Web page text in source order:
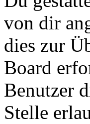
von dir
dies zur
Board
Benutzer
Stelle